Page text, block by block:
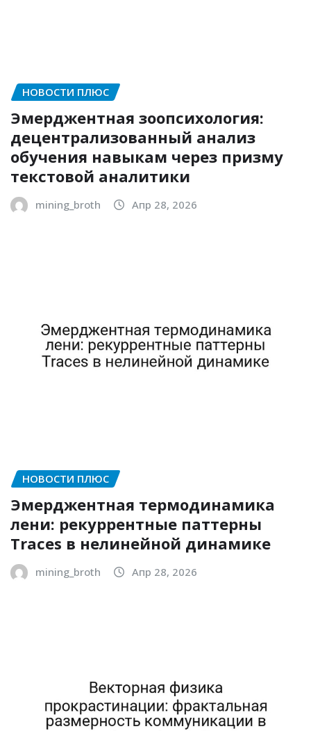
НОВОСТИ ПЛЮС
Эмерджентная зоопсихология:
децентрализованный анализ
обучения навыкам через призму
текстовой аналитики
mining_broth Апр 28, 2026
НОВОСТИ ПЛЮС
Эмерджентная термодинамика
лени: рекуррентные паттерны
Traces в нелинейной динамике
mining_broth Апр 28, 2026